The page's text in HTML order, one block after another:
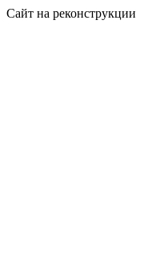
Сайт на реконструкции